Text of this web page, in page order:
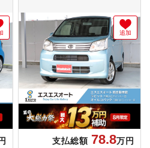
追加
支払総額 78.8万円